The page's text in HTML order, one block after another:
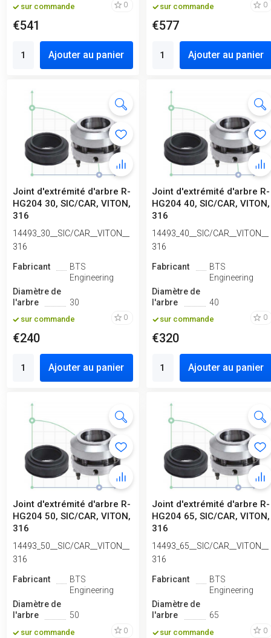
sur commande 0
€541
Ajouter au panier
sur commande 0
€577
Ajouter au panier
Joint d'extrémité d'arbre R-
HG204 30, SIC/CAR, VITON,
316
14493_30__SIC/CAR__VITON__
316
Fabricant
BTS
Engineering
Diamètre de
l'arbre
30
sur commande 0
€240
Ajouter au panier
Joint d'extrémité d'arbre R-
HG204 40, SIC/CAR, VITON,
316
14493_40__SIC/CAR__VITON__
316
Fabricant
BTS
Engineering
Diamètre de
l'arbre
40
sur commande 0
€320
Ajouter au panier
Joint d'extrémité d'arbre R-
HG204 50, SIC/CAR, VITON,
316
14493_50__SIC/CAR__VITON__
316
Fabricant
BTS
Engineering
Diamètre de
l'arbre
50
sur commande 0
Joint d'extrémité d'arbre R-
HG204 65, SIC/CAR, VITON,
316
14493_65__SIC/CAR__VITON__
316
Fabricant
BTS
Engineering
Diamètre de
l'arbre
65
sur commande 0